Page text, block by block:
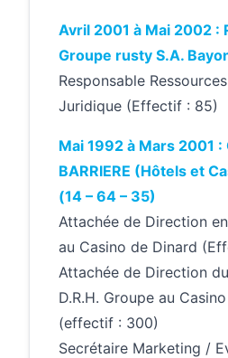
Avril 2001 à Mai 2002 :
Groupe rusty S.A.
Responsable
Juridique (Effectif : 85)
Mai 1992 à Mars 2001 :
BARRIERE (Hôtels et
(14 – 64 – 35)
Attachée de Direction
au Casino de Dinard
Attachée de Direction
D.R.H. Groupe au
(effectif : 300)
Secrétaire Marketing /